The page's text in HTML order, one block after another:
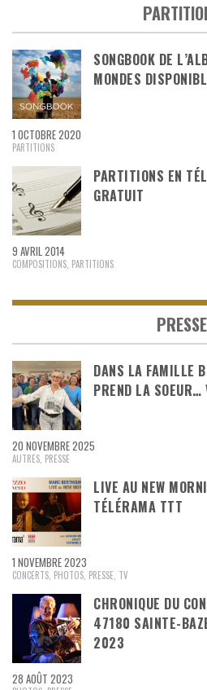
SONGBOOK DE
MONDES
1 OCTOBRE 2020
PARTITIONS
PARTITIONS EN
GRATUIT
9 AVRIL 2014
COMPOSITIONS, PARTITIONS
PRESSE
DANS LA FAMILLE
PREND LA
20 NOVEMBRE 2025
AUTRES, PRESSE
LIVE AU NEW
TÉLÉRAMA TTT
1 NOVEMBRE 2023
CONCERTS, PHOTOS, PRESSE, TV
CHRONIQUE DU
47180 SAINTE-
2023
28 AOÛT 2023